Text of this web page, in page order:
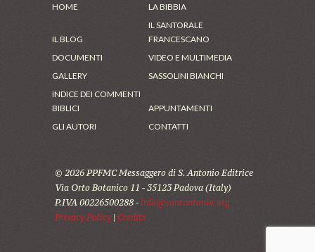
HOME LA BIBBIA
IL BLOG
IL SANTORALE
FRANCESCANO
DOCUMENTI
VIDEO E MULTIMEDIA
GALLERY
SASSOLINI BIANCHI
INDICE DEI COMMENTI
BIBLICI
APPUNTAMENTI
GLI AUTORI
CONTATTI
© 2026 PPFMC Messaggero di S. Antonio Editrice
Via Orto Botanico 11 - 35123 Padova (Italy)
P.IVA 00226500288 - info@santantonio.org
Privacy Policy| Credits